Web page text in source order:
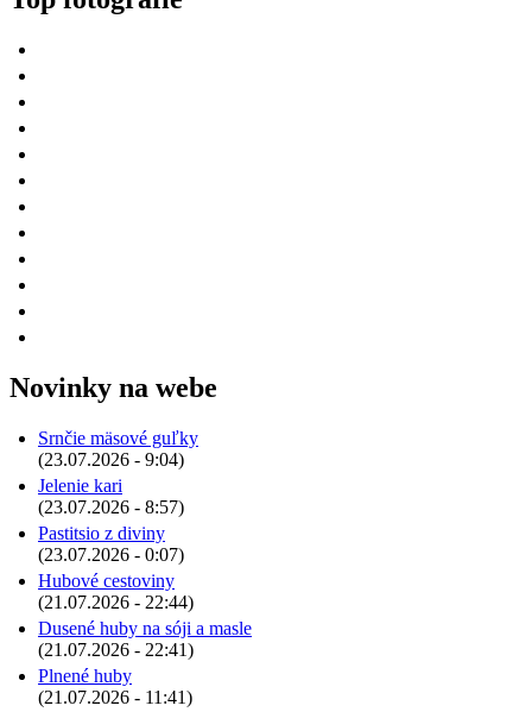
Novinky na webe
Srnčie mäsové guľky
(23.07.2026 - 9:04)
Jelenie kari
(23.07.2026 - 8:57)
Pastitsio z diviny
(23.07.2026 - 0:07)
Hubové cestoviny
(21.07.2026 - 22:44)
Dusené huby na sóji a masle
(21.07.2026 - 22:41)
Plnené huby
(21.07.2026 - 11:41)